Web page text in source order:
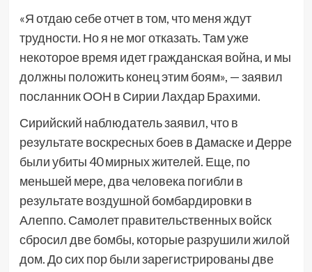
«Я отдаю себе отчет в том, что меня ждут
трудности. Но я не мог отказать. Там уже
некоторое время идет гражданская война, и мы
должны положить конец этим боям», — заявил
посланник ООН в Сирии Лахдар Брахими.
Сирийский наблюдатель заявил, что в
результате воскресных боев в Дамаске и Дерре
были убиты 40 мирных жителей. Еще, по
меньшей мере, два человека погибли в
результате воздушной бомбардировки в
Алеппо. Самолет правительственных войск
сбросил две бомбы, которые разрушили жилой
дом. До сих пор были зарегистрированы две